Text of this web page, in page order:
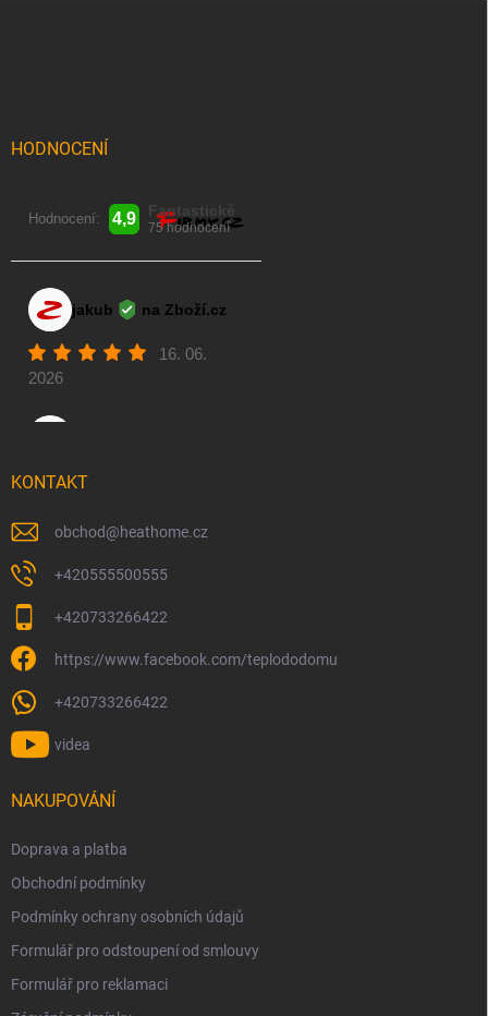
HODNOCENÍ
KONTAKT
obchod@heathome.cz
+420555500555
+420733266422
https://www.facebook.com/teplododomu
+420733266422
videa
NAKUPOVÁNÍ
Doprava a platba
Obchodní podmínky
Podmínky ochrany osobních údajů
Formulář pro odstoupení od smlouvy
Formulář pro reklamaci